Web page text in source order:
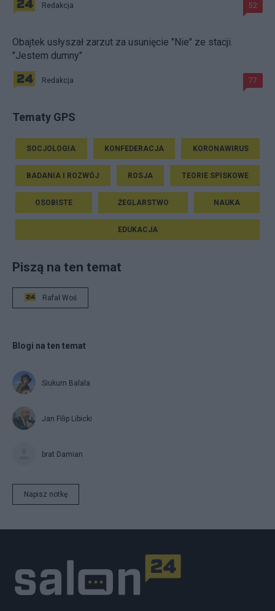
Redakcja 52
Obajtek usłyszał zarzut za usunięcie "Nie" ze stacji.
"Jestem dumny"
Redakcja 77
Tematy GPS
SOCJOLOGIA KONFEDERACJA KORONAWIRUS
BADANIA I ROZWÓJ ROSJA TEORIE SPISKOWE
OSOBISTE ŻEGLARSTWO NAUKA
EDUKACJA
Piszą na ten temat
Rafał Woś
Blogi na ten temat
Siukum Balala
Jan Filip Libicki
brat Damian
Napisz notkę